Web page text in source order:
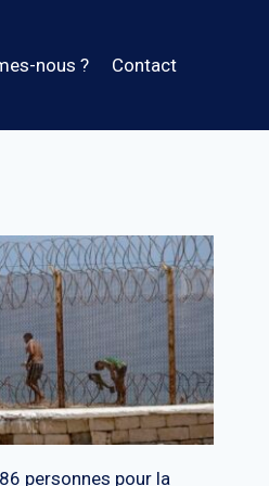
nous ? Contact
personnes pour la